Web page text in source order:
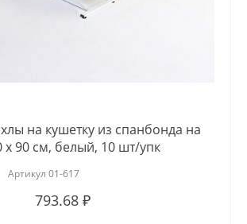
на кушетку из спанбонда на
х 90 см, белый, 10 шт/упк
Артикул 01-617
793.68 ₽